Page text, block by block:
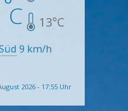
13°C
9 km/h
2026 - 17:55 Uhr